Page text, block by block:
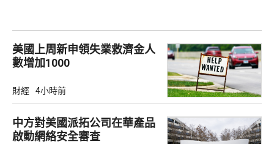
美國上周新申領失業救濟金人
數增加1000
財經 4小時前
中方對美國派拓公司在華產品
啟動網絡安全審查